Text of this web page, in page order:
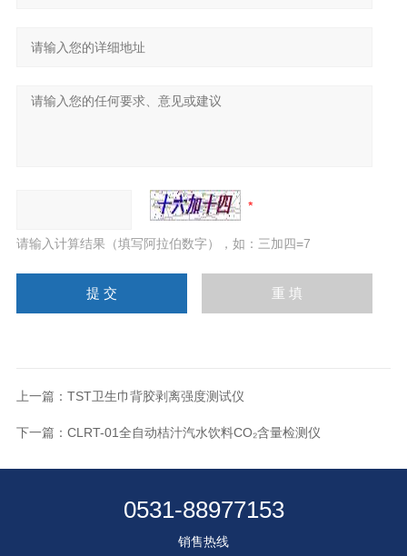
请输入计算结果（填写阿拉伯数字），如：三加四=7
上一篇： TST卫生巾背胶剥离强度测试仪
下一篇： CLRT-01全自动桔汁汽水饮料CO₂含量检测仪
0531-88977153
销售热线